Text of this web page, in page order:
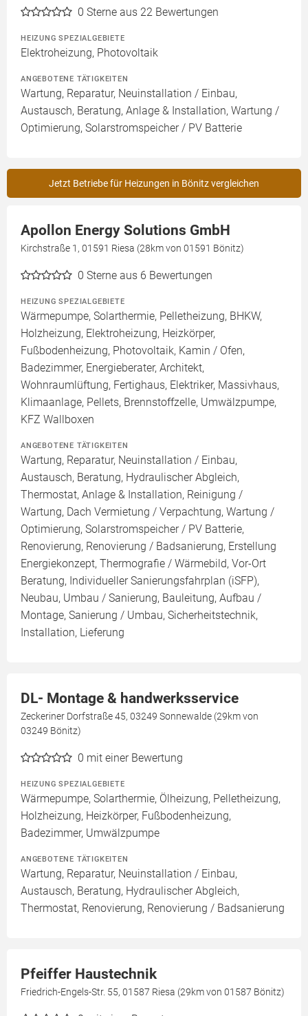
0 Sterne aus 22 Bewertungen
HEIZUNG SPEZIALGEBIETE
Elektroheizung, Photovoltaik
ANGEBOTENE TÄTIGKEITEN
Wartung, Reparatur, Neuinstallation / Einbau,
Austausch, Beratung, Anlage & Installation, Wartung /
Optimierung, Solarstromspeicher / PV Batterie
Jetzt Betriebe für Heizungen in Bönitz vergleichen
Apollon Energy Solutions GmbH
Kirchstraße 1, 01591 Riesa (28km von 01591 Bönitz)
0 Sterne aus 6 Bewertungen
HEIZUNG SPEZIALGEBIETE
Wärmepumpe, Solarthermie, Pelletheizung, BHKW,
Holzheizung, Elektroheizung, Heizkörper,
Fußbodenheizung, Photovoltaik, Kamin / Ofen,
Badezimmer, Energieberater, Architekt,
Wohnraumlüftung, Fertighaus, Elektriker, Massivhaus,
Klimaanlage, Pellets, Brennstoffzelle, Umwälzpumpe,
KFZ Wallboxen
ANGEBOTENE TÄTIGKEITEN
Wartung, Reparatur, Neuinstallation / Einbau,
Austausch, Beratung, Hydraulischer Abgleich,
Thermostat, Anlage & Installation, Reinigung /
Wartung, Dach Vermietung / Verpachtung, Wartung /
Optimierung, Solarstromspeicher / PV Batterie,
Renovierung, Renovierung / Badsanierung, Erstellung
Energiekonzept, Thermografie / Wärmebild, Vor-Ort
Beratung, Individueller Sanierungsfahrplan (iSFP),
Neubau, Umbau / Sanierung, Bauleitung, Aufbau /
Montage, Sanierung / Umbau, Sicherheitstechnik,
Installation, Lieferung
DL- Montage & handwerksservice
Zeckeriner Dorfstraße 45, 03249 Sonnewalde (29km von
03249 Bönitz)
0 mit einer Bewertung
HEIZUNG SPEZIALGEBIETE
Wärmepumpe, Solarthermie, Ölheizung, Pelletheizung,
Holzheizung, Heizkörper, Fußbodenheizung,
Badezimmer, Umwälzpumpe
ANGEBOTENE TÄTIGKEITEN
Wartung, Reparatur, Neuinstallation / Einbau,
Austausch, Beratung, Hydraulischer Abgleich,
Thermostat, Renovierung, Renovierung / Badsanierung
Pfeiffer Haustechnik
Friedrich-Engels-Str. 55, 01587 Riesa (29km von 01587 Bönitz)